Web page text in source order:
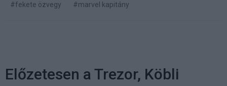
#fekete özvegy
#marvel kapitány
Előzetesen a Trezor, Köbli